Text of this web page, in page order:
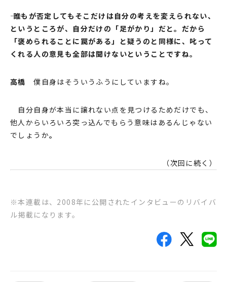
―― 誰もが否定してもそこだけは⾃分の考えを変えられない、
というところが、⾃分だけの「⾜がかり」だと。だから
「褒められることに罠がある」と疑うのと同様に、叱って
くれる⼈の意⾒も全部は聞けないということですね。
⾼橋 僕⾃⾝はそういうふうにしていますね。
⾃分⾃⾝が本当に譲れない点を⾒つけるためだけでも、
他⼈からいろいろ突っ込んでもらう意味はあるんじゃない
でしょうか。
（次回に続く）
※本連載は、2008年に公開されたインタビューのリバイバ
ル掲載になります。